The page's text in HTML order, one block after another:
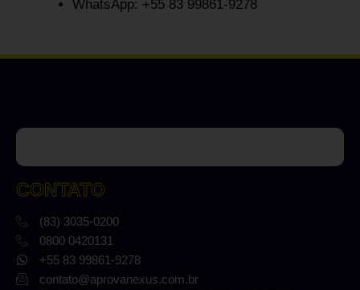
WhatsApp: +55 83 99861-9278
CONTATO
(83) 3035-0200
0800 0420131
+55 83 99861-9278
contato@aprovanexus.com.br